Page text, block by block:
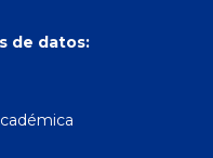
de datos: